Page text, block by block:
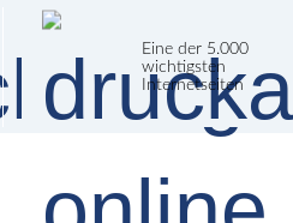
Eine der 5.000
wichtigsten
Internetseiten